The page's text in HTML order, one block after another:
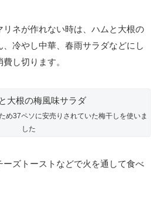
リネが作れない時は、ハムと大根の
冷やし中華、春雨サラダなどにし
し切ります。
め37ペソに安売りされていた梅干しを使いま
した
ーズトーストなどで火を通して食べ